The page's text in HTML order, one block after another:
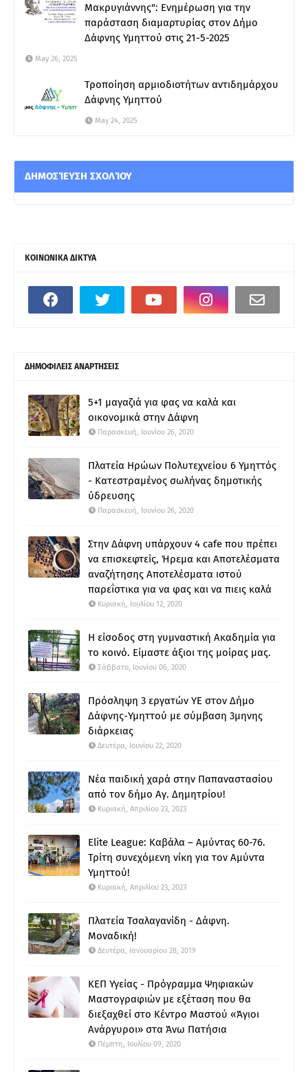
Μακρυγιάννης": Ενημέρωση για την
παράσταση διαμαρτυρίας στον Δήμο
Δάφνης Υμηττού στις 21-5-2025
May 26, 2025
Τροποίηση αρμιοδιοτήτων αντιδημάρχου
Δάφνης Υμηττού
May 24, 2025
ΔΗΜΟΣΊΕΥΣΗ ΣΧΟΛΊΟΥ
ΚΟΙΝΩΝΙΚΑ ΔΙΚΤΥΑ
ΔΗΜΟΦΙΛΕΙΣ ΑΝΑΡΤΗΣΕΙΣ
5+1 μαγαζιά για φας να καλά και
οικονομικά στην Δάφνη
Παρασκευή, Ιουνίου 26, 2020
Πλατεία Ηρώων Πολυτεχνείου 6 Υμηττός
- Κατεστραμένος σωλήνας δημοτικής
ύδρευσης
Παρασκευή, Ιουνίου 26, 2020
Στην Δάφνη υπάρχουν 4 cafe που πρέπει
να επισκεφτείς, Ήρεμα και Αποτελέσματα
αναζήτησης Αποτελέσματα ιστού
παρεΐστικα για να φας και να πιεις καλά
Κυριακή, Ιουλίου 12, 2020
Η είσοδος στη γυμναστική Ακαδημία για
το κοινό. Είμαστε άξιοι της μοίρας μας.
Σάββατο, Ιουνίου 06, 2020
Πρόσληψη 3 εργατών ΥΕ στον Δήμο
Δάφνης-Υμηττού με σύμβαση 3μηνης
διάρκειας
Δευτέρα, Ιουνίου 22, 2020
Νέα παιδική χαρά στην Παπαναστασίου
από τον δήμο Αγ. Δημητρίου!
Κυριακή, Απριλίου 23, 2023
Elite League: Καβάλα – Αμύντας 60-76.
Τρίτη συνεχόμενη νίκη για τον Αμύντα
Υμηττού!
Κυριακή, Απριλίου 23, 2023
Πλατεία Τσαλαγανίδη - Δάφνη.
Μοναδική!
Δευτέρα, Ιανουαρίου 28, 2019
ΚΕΠ Υγείας - Πρόγραμμα Ψηφιακών
Μαστογραφιών με εξέταση που θα
διεξαχθεί στο Κέντρο Μαστού «Άγιοι
Ανάργυροι» στα Άνω Πατήσια
Πέμπτη, Ιουλίου 09, 2020